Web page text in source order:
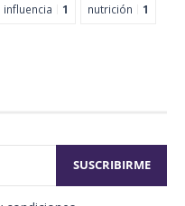
influencia 1 nutrición 1